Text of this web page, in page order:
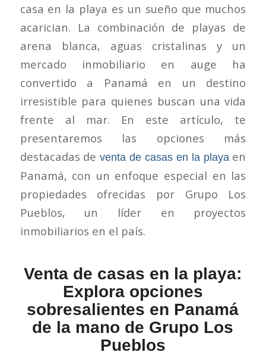
casa en la playa es un sueño que muchos
acarician. La combinación de playas de
arena blanca, aguas cristalinas y un
mercado inmobiliario en auge ha
convertido a Panamá en un destino
irresistible para quienes buscan una vida
frente al mar. En este artículo, te
presentaremos las opciones más
destacadas deventa de casas en la playa en
Panamá, con un enfoque especial en las
propiedades ofrecidas por Grupo Los
Pueblos, un líder en proyectos
inmobiliarios en el país.
Venta de casas en la playa:
Explora opciones
sobresalientes en Panamá
de la mano de Grupo Los
Pueblos